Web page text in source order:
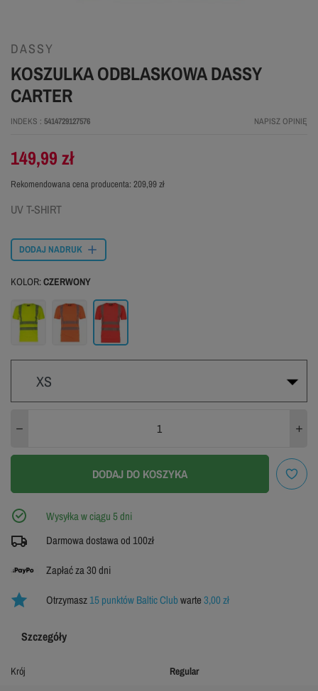
DASSY
KOSZULKA ODBLASKOWA DASSY
CARTER
INDEKS 5414729127576 NAPISZ OPINIĘ
Rekomendowana cena producenta: 209,99 zł
149,99 zł
UV T-SHIRT
DODAJ NADRUK
KOLOR:CZERWONY
Żółty Pomarańczowy
Czerwony
XS
S
DODAJ DO KOSZYKA
Wysyłka w ciągu 5 dni
Darmowa dostawa od 100zł
Zapłać za 30 dni
Otrzymasz15 punktów Baltic Clubwarte3,00 zł
Szczegóły
Krój Regular